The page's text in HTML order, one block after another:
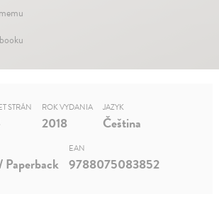
STRÁN ROK VYDANIA
2018
JAZYK
Čeština
Paperback
EAN
9788075083852